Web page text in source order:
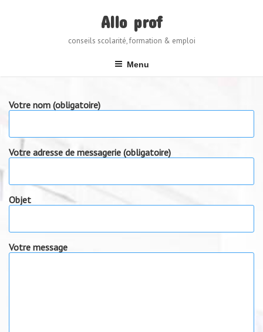
Allo prof
conseils scolarité, formation & emploi
Menu
Votre nom (obligatoire)
Votre adresse de messagerie (obligatoire)
Objet
Votre message